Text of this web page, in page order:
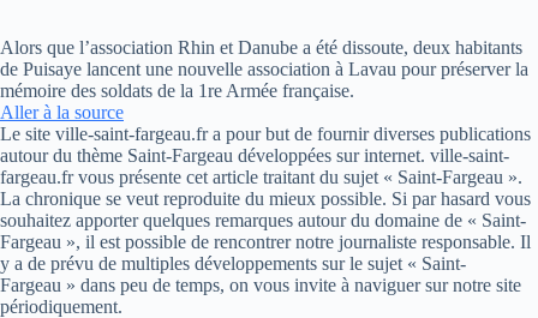
n
u
Alors que l’association Rhin et Danube a été dissoute, deux habitants
de Puisaye lancent une nouvelle association à Lavau pour préserver la
mémoire des soldats de la 1re Armée française.
Aller à la source
Le site ville-saint-fargeau.fr a pour but de fournir diverses publications
autour du thème Saint-Fargeau développées sur internet. ville-saint-
fargeau.fr vous présente cet article traitant du sujet « Saint-Fargeau ».
La chronique se veut reproduite du mieux possible. Si par hasard vous
souhaitez apporter quelques remarques autour du domaine de « Saint-
Fargeau », il est possible de rencontrer notre journaliste responsable. Il
y a de prévu de multiples développements sur le sujet « Saint-
Fargeau » dans peu de temps, on vous invite à naviguer sur notre site
périodiquement.